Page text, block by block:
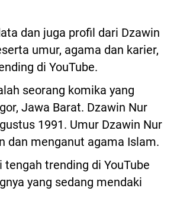
dan juga profil dari Dzawin
umur, agama dan karier,
di YouTube.
seorang komika yang
Jawa Barat. Dzawin Nur
1991. Umur Dzawin Nur
dan menganut agama Islam.
tengah trending di YouTube
yang sedang mendaki